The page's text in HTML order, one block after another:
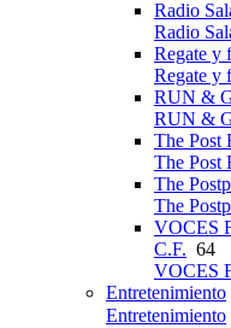
Radio
Radio
Regate y
Regate y
RUN &
RUN &
The Post
The Post
The
The
VOCES
C.F. 64
VOCES
Entretenimiento
Entretenimiento